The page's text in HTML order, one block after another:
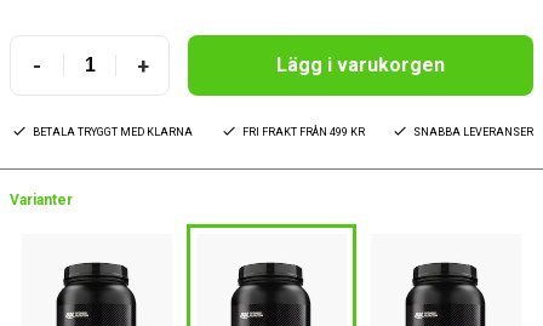
- + Lägg i varukorgen
BETALA TRYGGT MED KLARNA FRI FRAKT FRÅN 499 KR SNABBA LEVERANSER
Varianter